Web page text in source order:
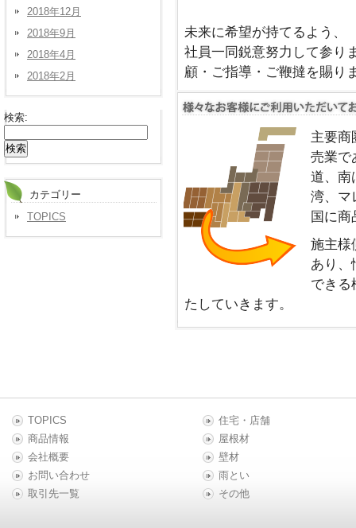
未来に希望が持てるよう、
社員一同鋭意努力して参り
顧・ご指導・ご鞭撻を賜り
主要商
売業で
道、南
湾、マ
国に商
施主様
あり、
できる
たしていきます。
2018年12月
2018年9月
2018年4月
2018年2月
検索:
カテゴリー
TOPICS
TOPICS
商品情報
会社概要
お問い合わせ
取引先一覧
住宅・店舗
屋根材
壁材
雨とい
その他